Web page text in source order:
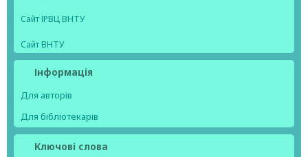
Сайт ІРВЦ ВНТУ
Сайт ВНТУ
Інформація
Для авторів
Для бібліотекарів
Ключові слова